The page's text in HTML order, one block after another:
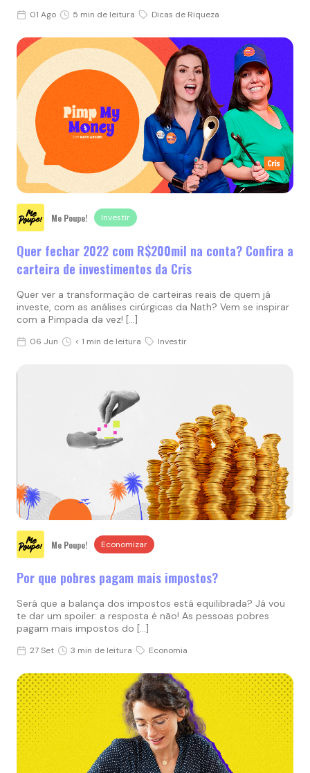
01 Ago 5 min de leitura Dicas de Riqueza
Me Poupe! Investir
Quer fechar 2022 com R$200mil na conta? Confira a
carteira de investimentos da Cris
Quer ver a transformação de carteiras reais de quem já
investe, com as análises cirúrgicas da Nath? Vem se inspirar
com a Pimpada da vez! […]
06 Jun < 1 min de leitura Investir
Me Poupe! Economizar
Por que pobres pagam mais impostos?
Será que a balança dos impostos está equilibrada? Já vou
te dar um spoiler: a resposta é não! As pessoas pobres
pagam mais impostos do […]
27 Set 3 min de leitura Economia